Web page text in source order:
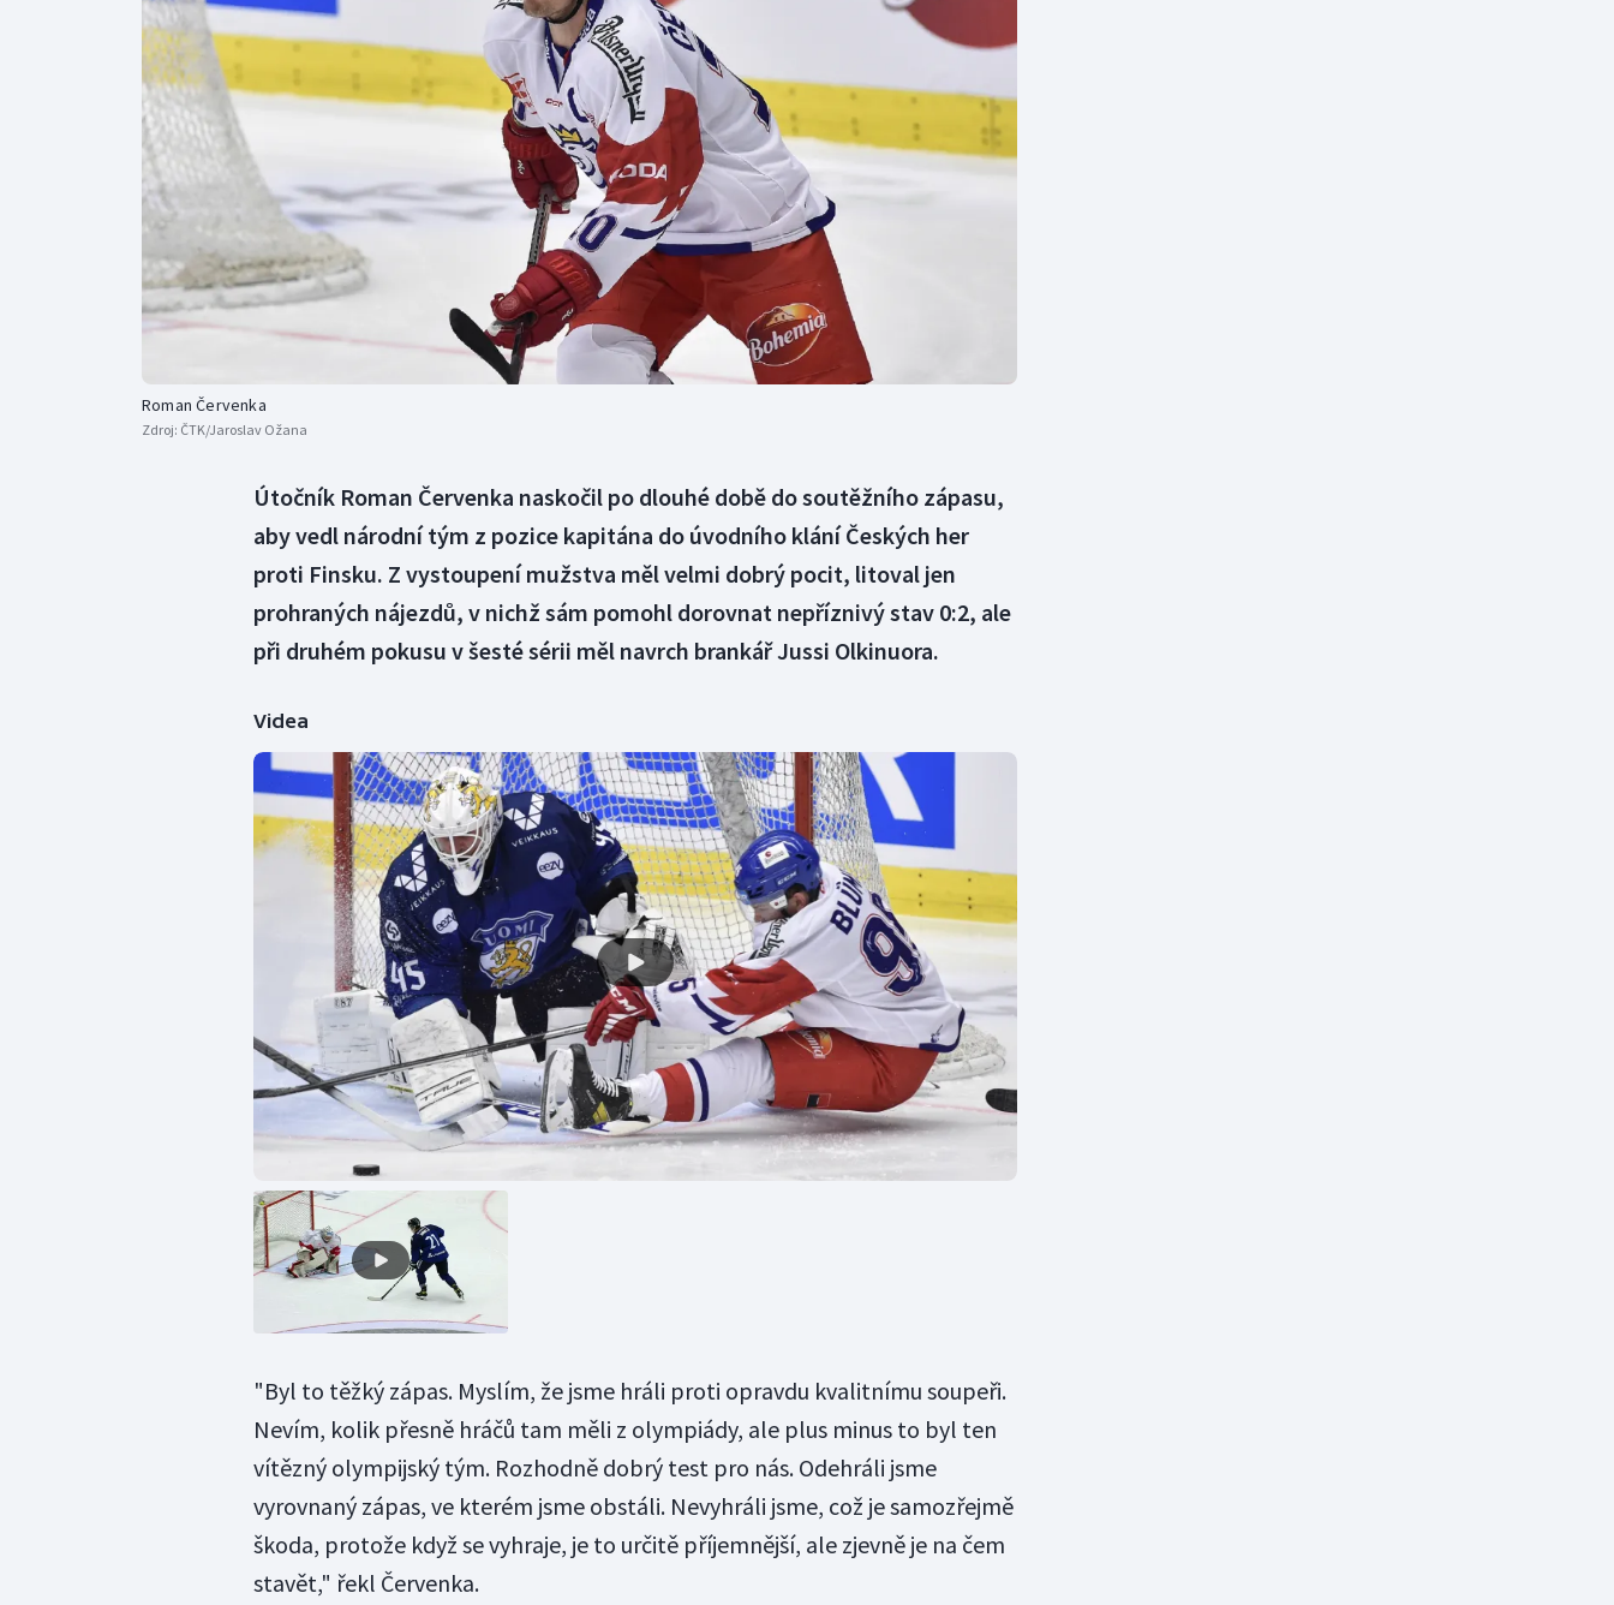
Futsal
Moderní pětiboj
Motorsport
Olympijské hry
Parasport
Plavání
Triatlon
Vodní slalom
Roman Červenka
Zdroj: ČTK/Jaroslav Ožana
Útočník Roman Červenka naskočil po dlouhé době do soutěžního zápasu,
aby vedl národní tým z pozice kapitána do úvodního klání Českých her
proti Finsku. Z vystoupení mužstva měl velmi dobrý pocit, litoval jen
prohraných nájezdů, v nichž sám pomohl dorovnat nepříznivý stav 0:2, ale
při druhém pokusu v šesté sérii měl navrch brankář Jussi Olkinuora.
Videa
"Byl to těžký zápas. Myslím, že jsme hráli proti opravdu kvalitnímu soupeři.
Nevím, kolik přesně hráčů tam měli z olympiády, ale plus minus to byl ten
vítězný olympijský tým. Rozhodně dobrý test pro nás. Odehráli jsme
vyrovnaný zápas, ve kterém jsme obstáli. Nevyhráli jsme, což je samozřejmě
škoda, protože když se vyhraje, je to určitě příjemnější, ale zjevně je na čem
stavět," řekl Červenka.